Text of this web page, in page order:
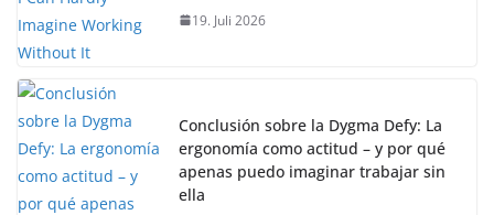
19. Juli 2026
Conclusión sobre la Dygma Defy: La
ergonomía como actitud – y por qué
apenas puedo imaginar trabajar sin
ella